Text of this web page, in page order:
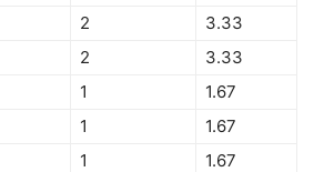
2
3.33
2
3.33
1
1.67
1
1.67
1
1.67